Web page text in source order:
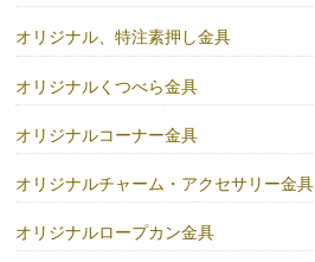
オリジナル、特注素押し金具
オリジナルくつべら金具
オリジナルコーナー金具
オリジナルチャーム・アクセサリー金具
オリジナルロープカン金具